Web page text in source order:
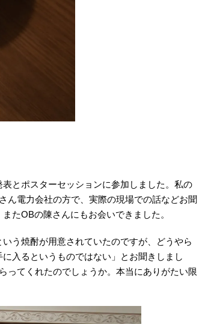
とポスターセッションに参加しました。私の
ん電力会社の方で、実際の現場での話などお聞
たOBの陳さんにもお会いできました。
う焼酎が用意されていたのですが、どうやら
入るというものではない」とお聞きしまし
ってくれたのでしょうか。本当にありがたい限